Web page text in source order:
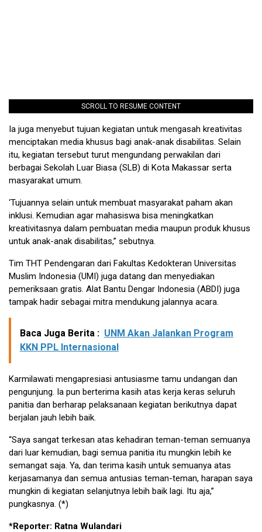
SCROLL TO RESUME CONTENT
Ia juga menyebut tujuan kegiatan untuk mengasah kreativitas
menciptakan media khusus bagi anak-anak disabilitas. Selain
itu, kegiatan tersebut turut mengundang perwakilan dari
berbagai Sekolah Luar Biasa (SLB) di Kota Makassar serta
masyarakat umum.
‘Tujuannya selain untuk membuat masyarakat paham akan
inklusi. Kemudian agar mahasiswa bisa meningkatkan
kreativitasnya dalam pembuatan media maupun produk khusus
untuk anak-anak disabilitas,” sebutnya.
Tim THT Pendengaran dari Fakultas Kedokteran Universitas
Muslim Indonesia (UMI) juga datang dan menyediakan
pemeriksaan gratis. Alat Bantu Dengar Indonesia (ABDI) juga
tampak hadir sebagai mitra mendukung jalannya acara.
Baca Juga Berita : UNM Akan Jalankan Program
KKN PPL Internasional
Karmilawati mengapresiasi antusiasme tamu undangan dan
pengunjung. Ia pun berterima kasih atas kerja keras seluruh
panitia dan berharap pelaksanaan kegiatan berikutnya dapat
berjalan jauh lebih baik.
“Saya sangat terkesan atas kehadiran teman-teman semuanya
dari luar kemudian, bagi semua panitia itu mungkin lebih ke
semangat saja. Ya, dan terima kasih untuk semuanya atas
kerjasamanya dan semua antusias teman-teman, harapan saya
mungkin di kegiatan selanjutnya lebih baik lagi. Itu aja,”
pungkasnya. (*)
*Reporter: Ratna Wulandari